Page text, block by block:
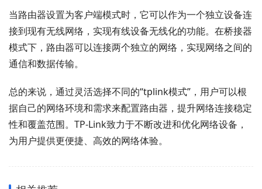
当路由器设置为客户端模式时，它可以作为一个独立设备连
接到现有无线网络，实现有线设备无线化的功能。在桥接器
模式下，路由器可以连接两个独立的网络，实现网络之间的
通信和数据传输。
总的来说，通过灵活选择不同的“tplink模式”，用户可以根
据自己的网络环境和需求来配置路由器，提升网络连接稳定
性和覆盖范围。TP-Link致力于不断改进和优化网络设备，
为用户提供更便捷、高效的网络体验。